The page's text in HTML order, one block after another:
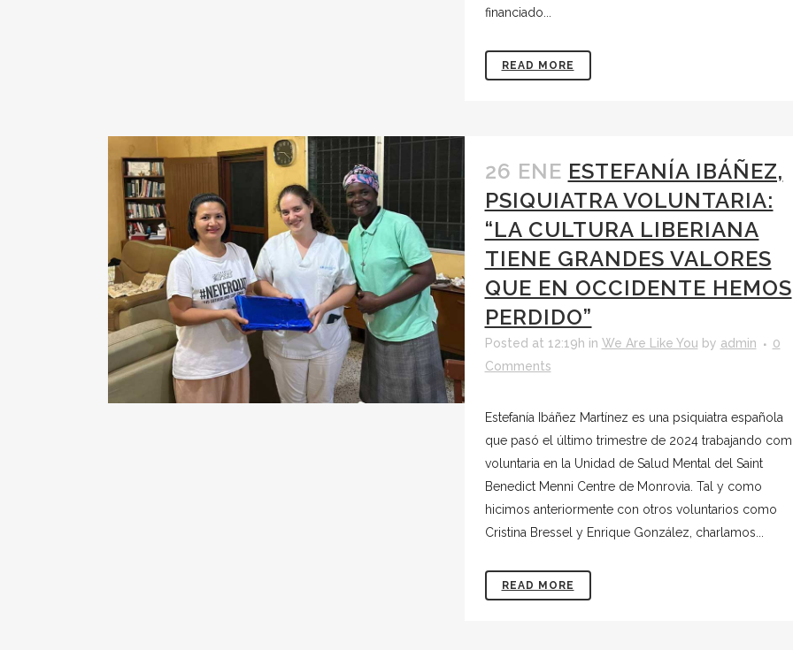
financiado...
READ MORE
26 ENE ESTEFANÍA IBÁÑEZ,
PSIQUIATRA VOLUNTARIA:
“LA CULTURA LIBERIANA
TIENE GRANDES VALORES
QUE EN OCCIDENTE HEMOS
PERDIDO”
Posted at 12:19h in We Are Like You by admin
0
Comments
Estefanía Ibáñez Martínez es una psiquiatra española
que pasó el último trimestre de 2024 trabajando
voluntaria en la Unidad de Salud Mental del Saint
Benedict Menni Centre de Monrovia. Tal y como
hicimos anteriormente con otros voluntarios como
Cristina Bressel y Enrique González, charlamos...
READ MORE